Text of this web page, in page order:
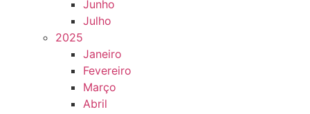
Junho
Julho
2025
Janeiro
Fevereiro
Março
Abril